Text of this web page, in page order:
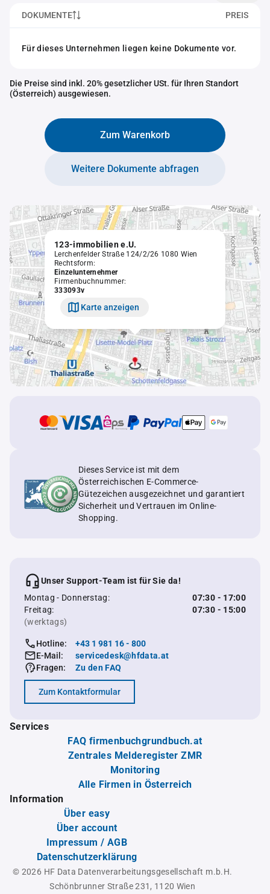
DOKUMENTE PREIS
Für dieses Unternehmen liegen keine Dokumente vor.
Die Preise sind inkl. 20% gesetzlicher USt. für Ihren Standort
(Österreich) ausgewiesen.
Zum Warenkorb
Weitere Dokumente abfragen
123-immobilien e.U.
Lerchenfelder Straße 124/2/26 1080 Wien
Rechtsform:
Einzelunternehmer
Firmenbuchnummer:
333093v
Karte anzeigen
Dieses Service ist mit dem
Österreichischen E-Commerce-
Gütezeichen ausgezeichnet und garantiert
Sicherheit und Vertrauen im Online-
Shopping.
Unser Support-Team ist für Sie da!
Montag - Donnerstag:
07:30 - 17:00
Freitag:
07:30 - 15:00
(werktags)
Hotline:
+43 1 981 16 - 800
E-Mail:
servicedesk@hfdata.at
Fragen:
Zu den FAQ
Zum Kontaktformular
Services
FAQ firmenbuchgrundbuch.at
Zentrales Melderegister ZMR
Monitoring
Alle Firmen in Österreich
Information
Über easy
Über account
Impressum / AGB
Datenschutzerklärung
© 2026 HF Data Datenverarbeitungsgesellschaft m.b.H.
Schönbrunner Straße 231, 1120 Wien